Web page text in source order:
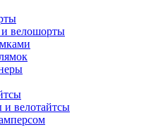
велошорты
велотайтсы